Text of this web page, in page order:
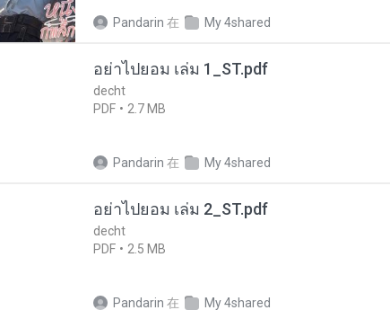
Pandarin 在 My 4shared
อย่าไปยอม เล่ม 1_ST.pdf
decht
PDF
2.7 MB
Pandarin 在 My 4shared
อย่าไปยอม เล่ม 2_ST.pdf
decht
PDF
2.5 MB
Pandarin 在 My 4shared